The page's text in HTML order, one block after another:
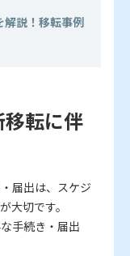
解説！移転事例
転に伴
届出は、スケジ
大切です。
手続き・届出